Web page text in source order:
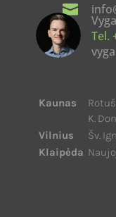

Tel.
Kaunas
K.
Vilnius
Šv.
Klaipėda